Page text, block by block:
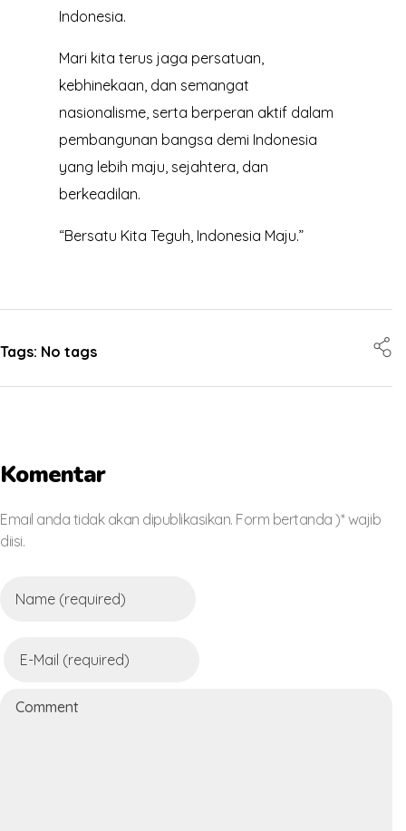
Indonesia.
Mari kita terus jaga persatuan,
kebhinekaan, dan semangat
nasionalisme, serta berperan aktif dalam
pembangunan bangsa demi Indonesia
yang lebih maju, sejahtera, dan
berkeadilan.
“Bersatu Kita Teguh, Indonesia Maju.”
Tags: No tags
Komentar
Email anda tidak akan dipublikasikan. Form bertanda )* wajib
diisi.